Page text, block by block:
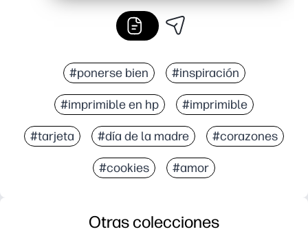
#ponerse bien #inspiración
#imprimible en hp #imprimible
#tarjeta #día de la madre #corazones
#cookies #amor
Otras colecciones